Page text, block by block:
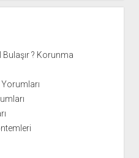
Bulaşır ? Korunma